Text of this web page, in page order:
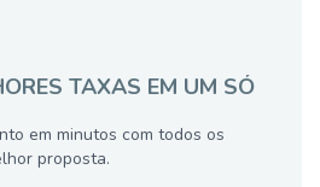
TAXAS EM UM SÓ
em minutos com todos os
proposta.